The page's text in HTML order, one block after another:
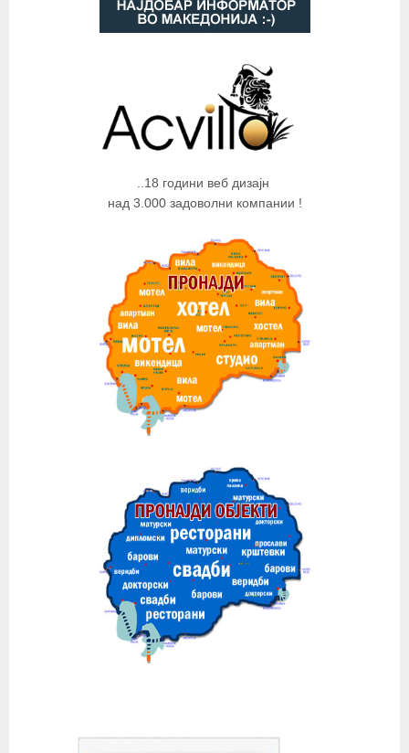
..18 години веб дизајн
над 3.000 задоволни компании !